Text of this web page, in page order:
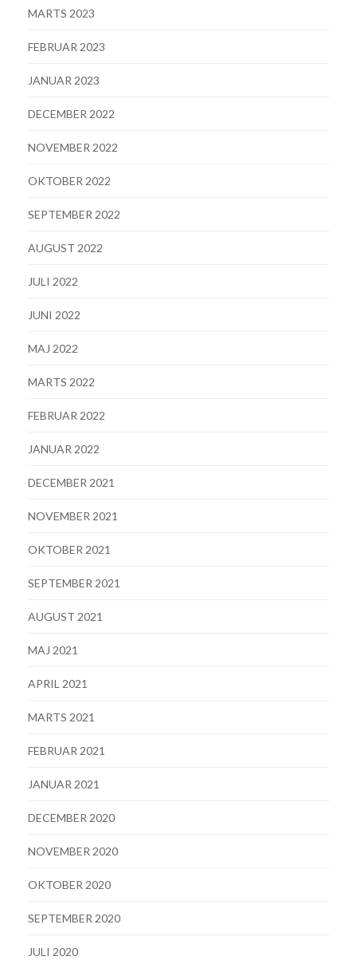
MARTS 2023
FEBRUAR 2023
JANUAR 2023
DECEMBER 2022
NOVEMBER 2022
OKTOBER 2022
SEPTEMBER 2022
AUGUST 2022
JULI 2022
JUNI 2022
MAJ 2022
MARTS 2022
FEBRUAR 2022
JANUAR 2022
DECEMBER 2021
NOVEMBER 2021
OKTOBER 2021
SEPTEMBER 2021
AUGUST 2021
MAJ 2021
APRIL 2021
MARTS 2021
FEBRUAR 2021
JANUAR 2021
DECEMBER 2020
NOVEMBER 2020
OKTOBER 2020
SEPTEMBER 2020
JULI 2020